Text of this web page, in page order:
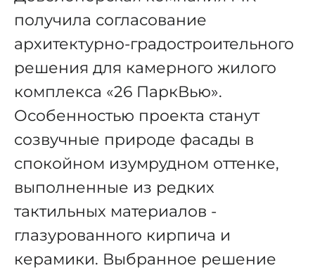
получила согласование
архитектурно-градостроительного
решения для камерного жилого
комплекса «26 ПаркВью».
Особенностью проекта станут
созвучные природе фасады в
спокойном изумрудном оттенке,
выполненные из редких
тактильных материалов -
глазурованного кирпича и
керамики. Выбранное решение